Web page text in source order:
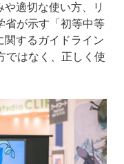
適切な使い方、リ
省が示す「初等中等
関するガイドライン
ではなく、正しく使